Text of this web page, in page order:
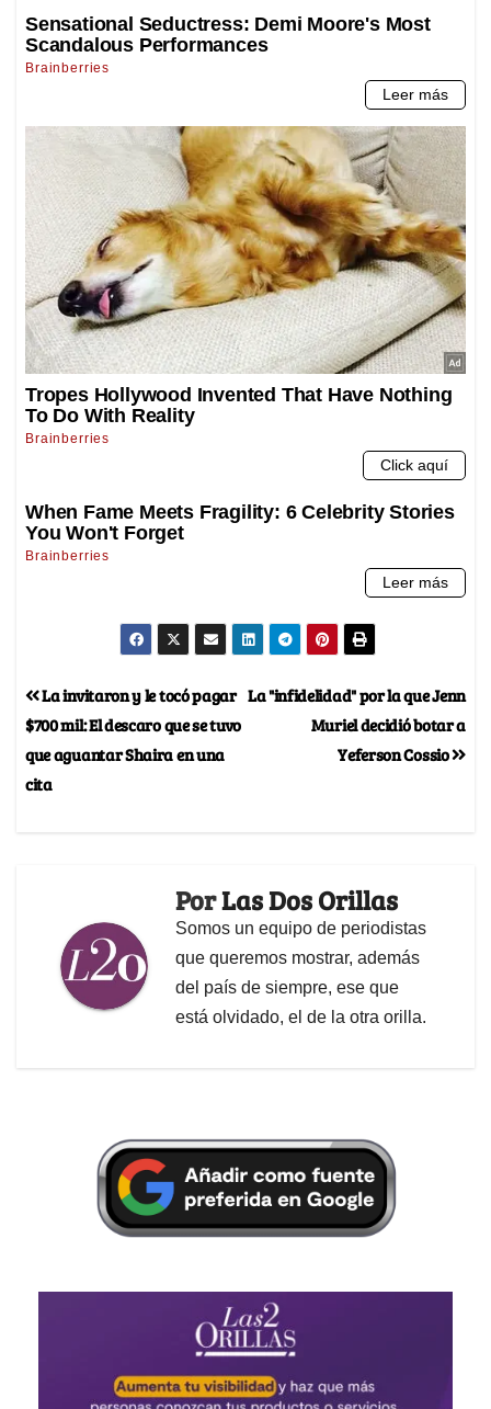
La "infidelidad" por la que Jenn
Muriel decidió botar a
Yeferson Cossio
La invitaron y le tocó pagar
$700 mil: El descaro que se tuvo
que aguantar Shaira en una
cita
PorLas Dos Orillas
Somos un equipo de periodistas
que queremos mostrar, además
del país de siempre, ese que
está olvidado, el de la otra orilla.